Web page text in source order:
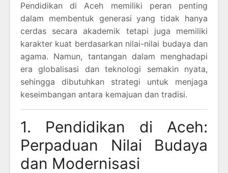
Pendidikan di Aceh memiliki peran penting
dalam membentuk generasi yang tidak hanya
cerdas secara akademik tetapi juga memiliki
karakter kuat berdasarkan nilai-nilai budaya dan
agama. Namun, tantangan dalam menghadapi
era globalisasi dan teknologi semakin nyata,
sehingga dibutuhkan strategi untuk menjaga
keseimbangan antara kemajuan dan tradisi.
1. Pendidikan di Aceh:
Perpaduan Nilai Budaya
dan Modernisasi